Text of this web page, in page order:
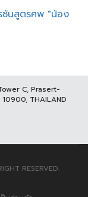
ชันสูตรศพ "น้อง
C, Prasert-
THAILAND
RESERVED.